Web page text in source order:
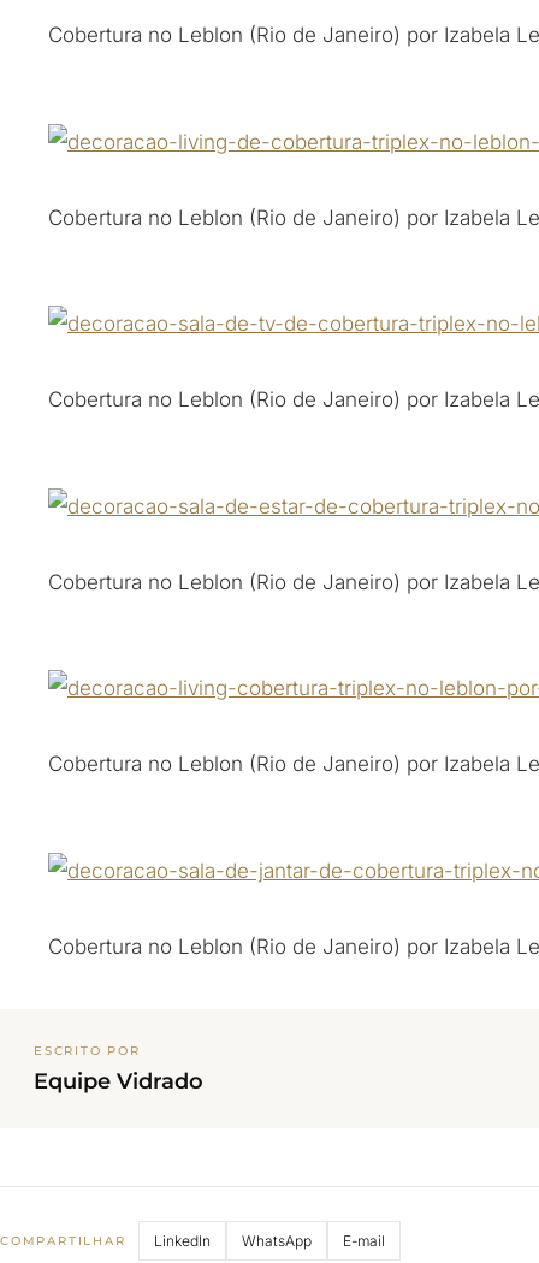
Cobertura no Leblon (Rio de Janeiro) por Izabela
Cobertura no Leblon (Rio de Janeiro) por Izabela
Cobertura no Leblon (Rio de Janeiro) por Izabela
Cobertura no Leblon (Rio de Janeiro) por Izabela
Cobertura no Leblon (Rio de Janeiro) por Izabela
Cobertura no Leblon (Rio de Janeiro) por Izabela
ESCRITO POR
Equipe Vidrado
COMPARTILHAR LinkedIn WhatsApp E-mail